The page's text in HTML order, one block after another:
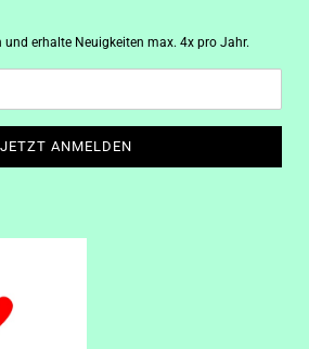
und erhalte Neuigkeiten max. 4x pro Jahr.